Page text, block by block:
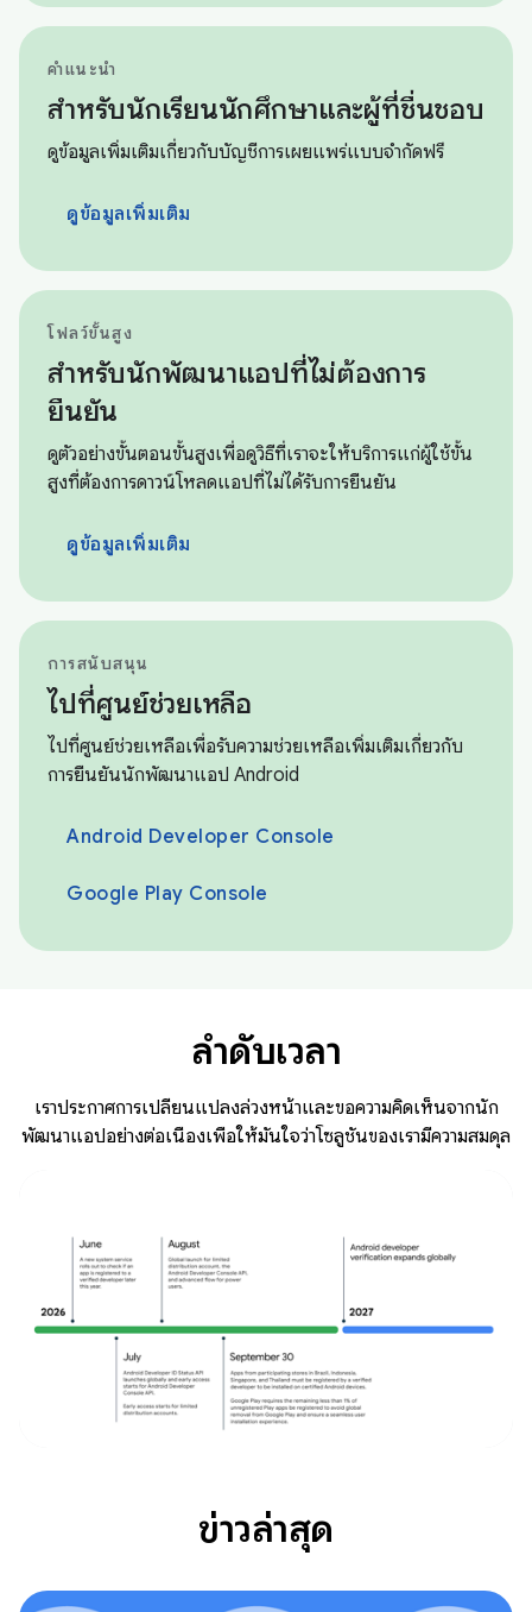
คำแนะนำ
สำหรับนักเรียนนักศึกษาและผู้ที่ชื่นชอบ
ดูข้อมูลเพิ่มเติมเกี่ยวกับบัญชีการเผยแพร่แบบจำกัดฟรี
ดูข้อมูลเพิ่มเติม
โฟลว์ขั้นสูง
สำหรับนักพัฒนาแอปที่ไม่ต้องการ
ยืนยัน
ดูตัวอย่างขั้นตอนขั้นสูงเพื่อดูวิธีที่เราจะให้บริการแก่ผู้ใช้ขั้น
สูงที่ต้องการดาวน์โหลดแอปที่ไม่ได้รับการยืนยัน
ดูข้อมูลเพิ่มเติม
การสนับสนุน
ไปที่ศูนย์ช่วยเหลือ
ไปที่ศูนย์ช่วยเหลือเพื่อรับความช่วยเหลือเพิ่มเติมเกี่ยวกับ
การยืนยันนักพัฒนาแอป Android
Android Developer Console
Google Play Console
ลำดับเวลา
เราประกาศการเปลี่ยนแปลงล่วงหน้าและขอความคิดเห็นจากนัก
พัฒนาแอปอย่างต่อเนื่องเพื่อให้มั่นใจว่าโซลูชันของเรามีความสมดุล
ข่าวล่าสุด